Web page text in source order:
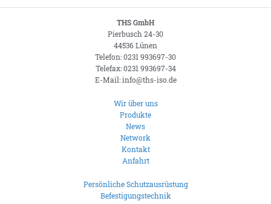
THS GmbH
Pierbusch 24-30
44536 Lünen
Telefon: 0231 993697-30
Telefax: 0231 993697-34
E-Mail: info@ths-iso.de
Wir über uns
Produkte
News
Network
Kontakt
Anfahrt
Persönliche Schutzausrüstung
Befestigungstechnik